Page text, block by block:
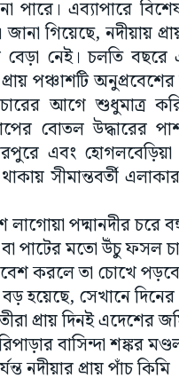
পারে। এব্যাপারে
গিয়েছে, নদীয়ায়
বেড়া নেই। চলতি
পঞ্চাশটি
আগে শুধুমাত্র
বোতল উদ্ধারের
এবং হোগলবেড়িয়া
সীমান্তবর্তী
পদ্মানদীর চরে
বা পাটের মতো উঁচু ফসল
করলে তা চোখে
হয়েছে, সেখানে দিনের
প্রায় দিনই এদেশের
বাসিন্দা শঙ্কর
নদীয়ার প্রায় পাঁচ কিমি